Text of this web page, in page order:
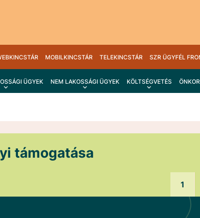
MOBILKINCSTÁR TELEKINCSTÁR SZR ÜGYFÉL
ÜGYEK NEM LAKOSSÁGI ÜGYEK KÖLTSÉGVETÉS
támogatása
1